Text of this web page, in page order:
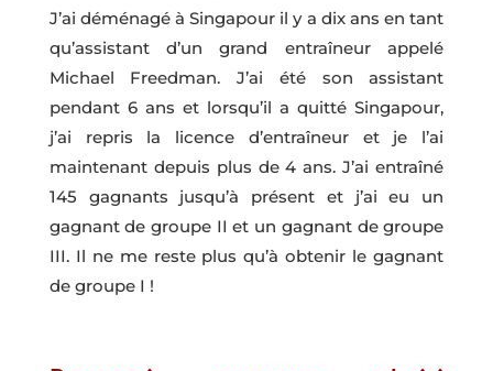
J’ai déménagé à Singapour il y a dix ans en tant
qu’assistant d’un grand entraîneur appelé
Michael Freedman. J’ai été son assistant
pendant 6 ans et lorsqu’il a quitté Singapour,
j’ai repris la licence d’entraîneur et je l’ai
maintenant depuis plus de 4 ans. J’ai entraîné
145 gagnants jusqu’à présent et j’ai eu un
gagnant de groupe II et un gagnant de groupe
III. Il ne me reste plus qu’à obtenir le gagnant
de groupe I !